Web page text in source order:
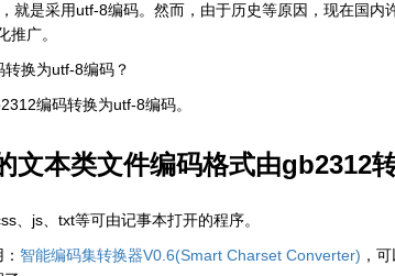
就是采用utf-8编码。然而，由于历史等原因，现在国内
广。
换为utf-8编码？
编码转换为utf-8编码。
文本类文件编码格式由gb2312
、js、txt等可由记事本打开的程序。
智能编码集转换器V0.6(Smart Charset Converter) ，